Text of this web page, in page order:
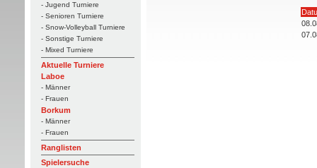
- Jugend Turniere
- Senioren Turniere
- Snow-Volleyball Turniere
- Sonstige Turniere
- Mixed Turniere
Aktuelle Turniere
Laboe
- Männer
- Frauen
Borkum
- Männer
- Frauen
Ranglisten
Spielersuche